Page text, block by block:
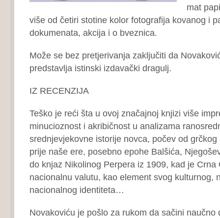
mat
više od četiri stotine kolor fotografija kovanog i
dokumenata, akcija i o bveznica.
Može se bez pretjerivanja zaključiti da
predstavlja istinski izdavački dragulj.
IZ RECENZIJA
Teško je reći šta u ovoj značajnoj knjizi više
minucioznost i akribičnost u analizama
srednjevjekovne istorije novca, počev od
prije naše ere, posebno epohe Balšića,
do knjaz Nikolinog Perpera iz 1909, kad je Crna
nacionalnu valutu, kao element svog kulturnog,
nacionalnog identiteta…
Novakoviću je pošlo za rukom da sačini naučno